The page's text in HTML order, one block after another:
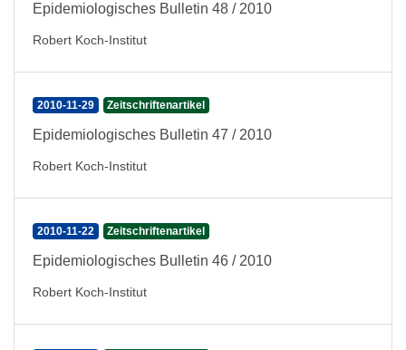
Epidemiologisches Bulletin 48 / 2010
Robert Koch-Institut
2010-11-29 Zeitschriftenartikel
Epidemiologisches Bulletin 47 / 2010
Robert Koch-Institut
2010-11-22 Zeitschriftenartikel
Epidemiologisches Bulletin 46 / 2010
Robert Koch-Institut